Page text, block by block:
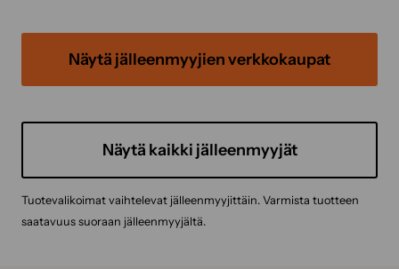
Näytä jälleenmyyjien verkkokaupat
Näytä kaikki jälleenmyyjät
Tuotevalikoimat vaihtelevat jälleenmyyjittäin. Varmista tuotteen
saatavuus suoraan jälleenmyyjältä.